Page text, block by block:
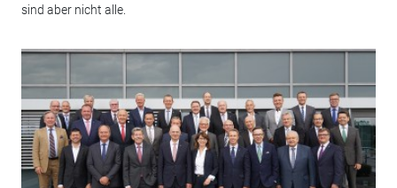
sind aber nicht alle.